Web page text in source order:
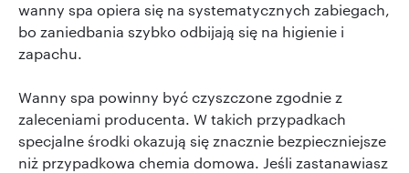
wanny spa opiera się na systematycznych zabiegach,
bo zaniedbania szybko odbijają się na higienie i
zapachu.
Wanny spa powinny być czyszczone zgodnie z
zaleceniami producenta. W takich przypadkach
specjalne środki okazują się znacznie bezpieczniejsze
niż przypadkowa chemia domowa. Jeśli zastanawiasz